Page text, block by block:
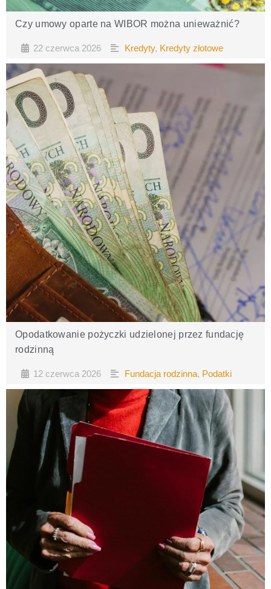
Czy umowy oparte na WIBOR można unieważnić?
22 czerwca 2026 Kredyty, Kredyty złotowe
Opodatkowanie pożyczki udzielonej przez fundację
rodzinną
12 czerwca 2026 Fundacja rodzinna, Podatki